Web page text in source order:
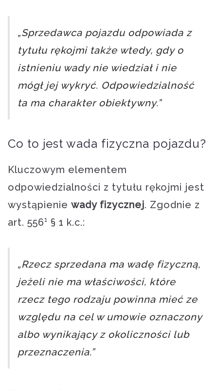
„Sprzedawca pojazdu odpowiada z
tytułu rękojmi także wtedy, gdy o
istnieniu wady nie wiedział i nie
mógł jej wykryć. Odpowiedzialność
ta ma charakter obiektywny.”
Co to jest wada fizyczna pojazdu?
Kluczowym elementem
odpowiedzialności z tytułu rękojmi jest
wystąpienie wady fizycznej. Zgodnie z
art. 556¹ § 1 k.c.:
„Rzecz sprzedana ma wadę fizyczną,
jeżeli nie ma właściwości, które
rzecz tego rodzaju powinna mieć ze
względu na cel w umowie oznaczony
albo wynikający z okoliczności lub
przeznaczenia.”